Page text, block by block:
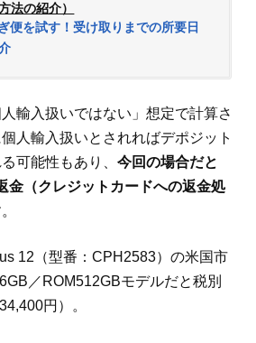
法の紹介）
便を試す！受け取りまでの所要日
輸入扱いではない」想定で計算さ
人輸入扱いとされればデポジット
可能性もあり、今回の場合だと
金（クレジットカードへの返金処
12（型番：CPH2583）の米国市
／ROM512GBモデルだと税別
円）。